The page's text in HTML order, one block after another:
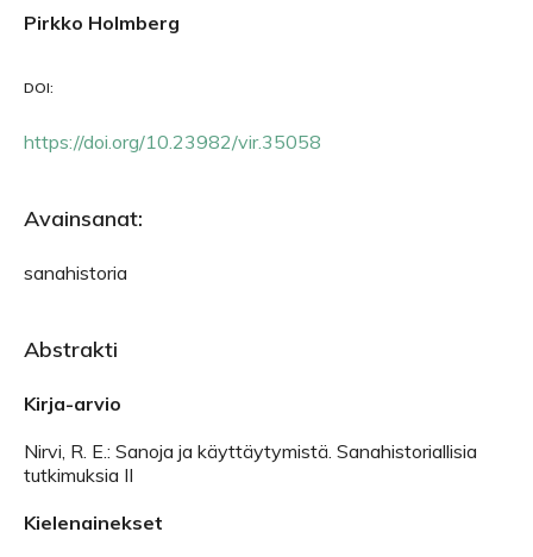
Pirkko Holmberg
DOI:
https://doi.org/10.23982/vir.35058
Avainsanat:
sanahistoria
Abstrakti
Kirja-arvio
Nirvi, R. E.: Sanoja ja käyttäytymistä. Sanahistoriallisia
tutkimuksia II
Kielenainekset